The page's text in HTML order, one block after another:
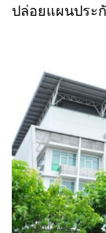
ปล่อยแผนประ